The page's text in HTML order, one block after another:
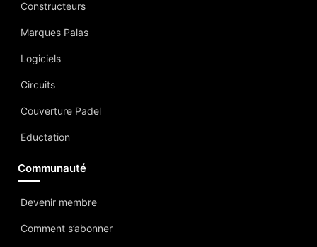
Constructeurs
Marques Palas
Logiciels
Circuits
Couverture Padel
Eductation
Communauté
Devenir membre
Comment s’abonner